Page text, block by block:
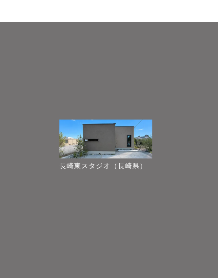
長崎東スタジオ（長崎県）